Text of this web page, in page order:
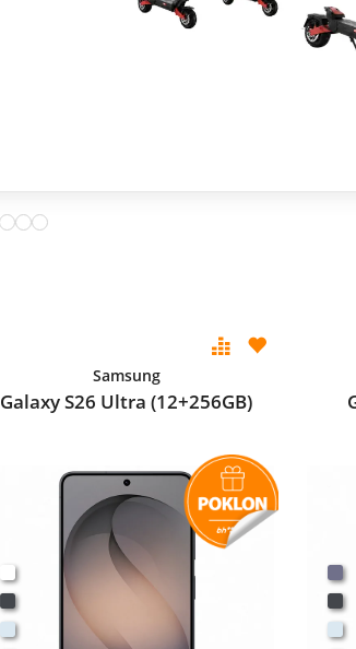
Samsung
Galaxy S26 Ultra (12+256GB)